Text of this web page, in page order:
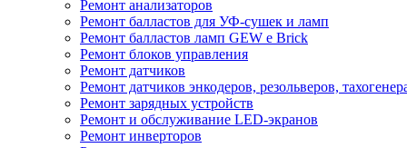
Ремонт анализаторов
Ремонт балластов для УФ-сушек и ламп
Ремонт балластов ламп GEW e Brick
Ремонт блоков управления
Ремонт датчиков
Ремонт датчиков энкодеров, резольверов,
Ремонт зарядных устройств
Ремонт и обслуживание LED-экранов
Ремонт инверторов